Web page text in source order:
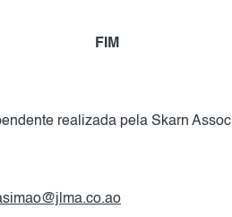
FIM
realizada pela Skarn